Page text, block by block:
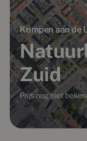
Krimpen aan de
Zuid
Prijs nog niet